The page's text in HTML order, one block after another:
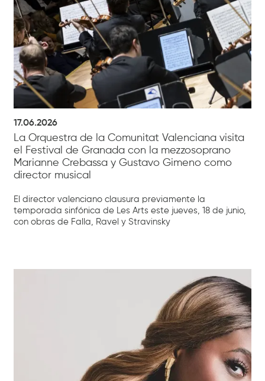
17.06.2026
La Orquestra de la Comunitat Valenciana visita
el Festival de Granada con la mezzosoprano
Marianne Crebassa y Gustavo Gimeno como
director musical
El director valenciano clausura previamente la
temporada sinfónica de Les Arts este jueves, 18 de junio,
con obras de Falla, Ravel y Stravinsky